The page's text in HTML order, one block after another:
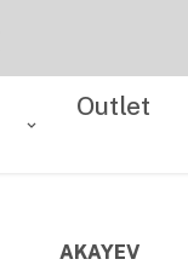
Outlet
AKAYEV